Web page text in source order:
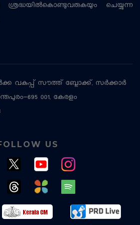
ചെയ്യുന്ന
വകുപ്പ് സൗത്ത് ബ്ലോക്ക്, സര്‍ക്കാര്‍
695 001, കേരളം
US